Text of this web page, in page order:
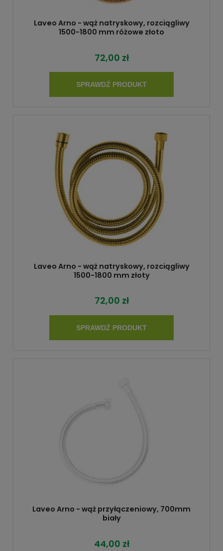
Laveo Arno - wąż natryskowy, rozciągliwy
1500-1800 mm różowe złoto
72,00 zł
SPRAWDŹ PRODUKT
Laveo Arno - wąż natryskowy, rozciągliwy
1500-1800 mm złoty
72,00 zł
SPRAWDŹ PRODUKT
Laveo Arno - wąż przyłączeniowy, 700mm
biały
44,00 zł